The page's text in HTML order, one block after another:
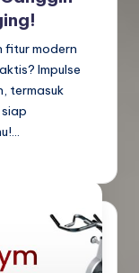
fitur modern
Impulse
termasuk